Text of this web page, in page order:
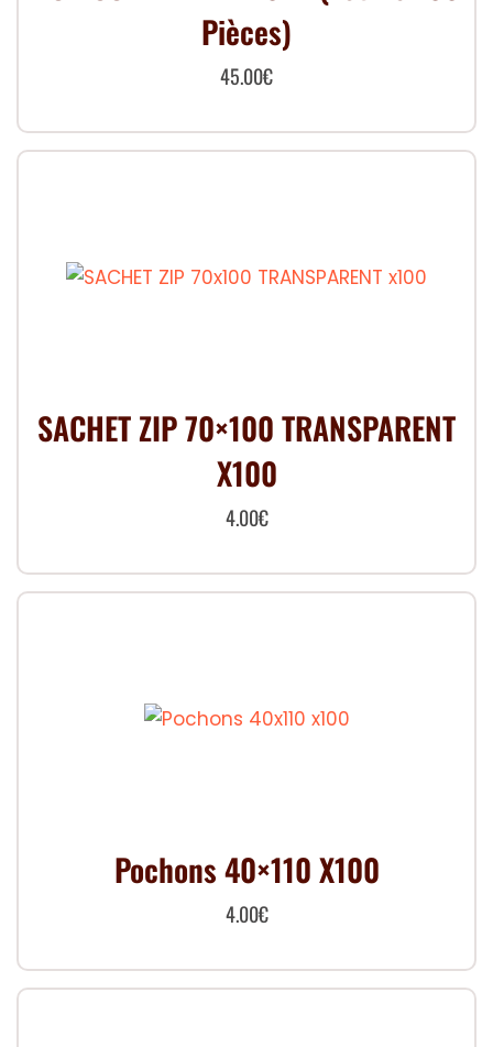
Pièces)
45.00€
SACHET ZIP 70×100 TRANSPARENT
X100
4.00€
Pochons 40×110 X100
4.00€